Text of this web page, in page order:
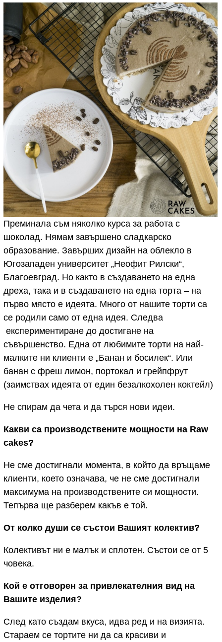
Преминала съм няколко курса за работа с
шоколад. Нямам завършено сладкарско
образование. Завърших дизайн на облекло в
Югозападен университет „Неофит Рилски“,
Благоевград. Но както в създаването на една
дреха, така и в създаването на една торта – на
първо място е идеята. Много от нашите торти са
се родили само от една идея. Следва
експериментиране до достигане на
съвършенство. Една от любимите торти на най-
малките ни клиенти е „Банан и босилек“. Или
банан с фреш лимон, портокал и грейпфрут
(заимствах идеята от един безалкохолен коктейл)
Не спирам да чета и да търся нови идеи.
Какви са производствените мощности на Raw
cakes?
Не сме достигнали момента, в който да връщаме
клиенти, което означава, че не сме достигнали
максимума на производствените си мощности.
Тепърва ще разберем какъв е той.
От колко души се състои Вашият колектив?
Колективът ни е малък и сплотен. Състои се от 5
човека.
Кой е отговорен за привлекателния вид на
Вашите изделия?
След като създам вкуса, идва ред и на визията.
Стараем се тортите ни да са красиви и